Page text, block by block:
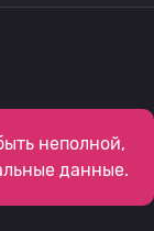
неполной,
данные.